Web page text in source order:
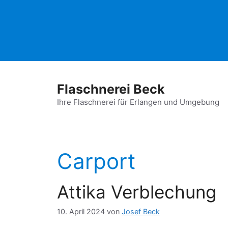
Flaschnerei Beck
Ihre Flaschnerei für Erlangen und Umgebung
Carport
Attika Verblechung
10. April 2024 von Josef Beck